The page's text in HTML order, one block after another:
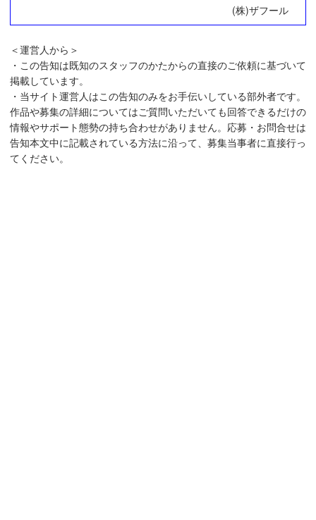
(株)ザフール
＜運営人から＞
・この告知は既知のスタッフのかたからの直接のご依頼に基づいて
掲載しています。
・当サイト運営人はこの告知のみをお手伝いしている部外者です。
作品や募集の詳細についてはご質問いただいても回答できるだけの
情報やサポート態勢の持ち合わせがありません。応募・お問合せは
告知本文中に記載されている方法に沿って、募集当事者に直接行っ
てください。